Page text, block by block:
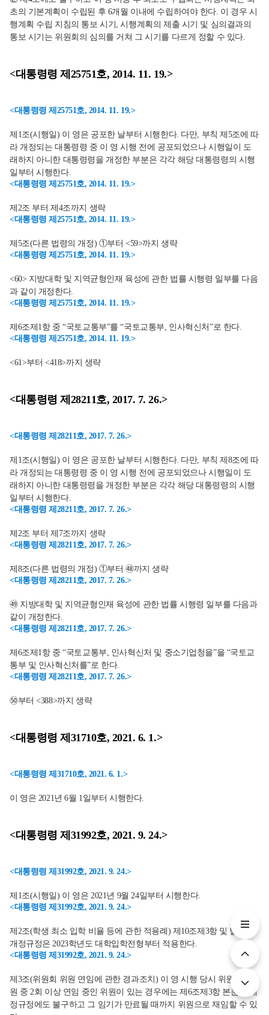
초의 기본계획이 수립된 후 6개월 이내에 수립하여야 한다. 이 경우 시
행계획 수립 지침의 통보 시기, 시행계획의 제출 시기 및 심의결과의
통보 시기는 위원회의 심의를 거쳐 그 시기를 다르게 정할 수 있다.
<대통령령 제25751호, 2014. 11. 19.>
<대통령령 제25751호, 2014. 11. 19.>
제1조(시행일) 이 영은 공포한 날부터 시행한다. 다만, 부칙 제5조에 따
라 개정되는 대통령령 중 이 영 시행 전에 공포되었으나 시행일이 도
래하지 아니한 대통령령을 개정한 부분은 각각 해당 대통령령의 시행
일부터 시행한다.
<대통령령 제25751호, 2014. 11. 19.>
제2조 부터 제4조까지 생략
<대통령령 제25751호, 2014. 11. 19.>
제5조(다른 법령의 개정) ①부터 <59>까지 생략
<대통령령 제25751호, 2014. 11. 19.>
<60> 지방대학 및 지역균형인재 육성에 관한 법률 시행령 일부를 다음
과 같이 개정한다.
<대통령령 제25751호, 2014. 11. 19.>
제6조제1항 중 “국토교통부”를 “국토교통부, 인사혁신처”로 한다.
<대통령령 제25751호, 2014. 11. 19.>
<61>부터 <418>까지 생략
<대통령령 제28211호, 2017. 7. 26.>
<대통령령 제28211호, 2017. 7. 26.>
제1조(시행일) 이 영은 공포한 날부터 시행한다. 다만, 부칙 제8조에 따
라 개정되는 대통령령 중 이 영 시행 전에 공포되었으나 시행일이 도
래하지 아니한 대통령령을 개정한 부분은 각각 해당 대통령령의 시행
일부터 시행한다.
<대통령령 제28211호, 2017. 7. 26.>
제2조 부터 제7조까지 생략
<대통령령 제28211호, 2017. 7. 26.>
제8조(다른 법령의 개정) ①부터 ㊽까지 생략
<대통령령 제28211호, 2017. 7. 26.>
㊾ 지방대학 및 지역균형인재 육성에 관한 법률 시행령 일부를 다음과
같이 개정한다.
<대통령령 제28211호, 2017. 7. 26.>
제6조제1항 중 “국토교통부, 인사혁신처 및 중소기업청을”을 “국토교
통부 및 인사혁신처를”로 한다.
<대통령령 제28211호, 2017. 7. 26.>
㊿부터 <388>까지 생략
<대통령령 제31710호, 2021. 6. 1.>
<대통령령 제31710호, 2021. 6. 1.>
이 영은 2021년 6월 1일부터 시행한다.
<대통령령 제31992호, 2021. 9. 24.>
<대통령령 제31992호, 2021. 9. 24.>
제1조(시행일) 이 영은 2021년 9월 24일부터 시행한다.
<대통령령 제31992호, 2021. 9. 24.>
제2조(학생 최소 입학 비율 등에 관한 적용례) 제10조제3항 및 별표의
개정규정은 2023학년도 대학입학전형부터 적용한다.
<대통령령 제31992호, 2021. 9. 24.>
제3조(위원회 위원 연임에 관한 경과조치) 이 영 시행 당시 위원회 위
원 중 2회 이상 연임 중인 위원이 있는 경우에는 제6조제3항 본문의 개
정규정에도 불구하고 그 임기가 만료될 때까지 위원으로 재임할 수 있